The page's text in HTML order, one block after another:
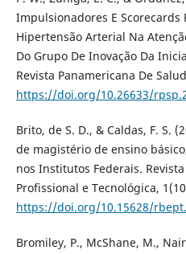
Impulsionadores E Scorecards
Hipertensão Arterial Na
Do Grupo De Inovação Da
Revista Panamericana De
https://doi.org/10.26633/
Brito, de S. D., & Caldas, F. S.
de magistério de ensino
nos Institutos Federais.
Profissional e Tecnológica,
https://doi.org/10.15628/
Bromiley, P., McShane, M.,